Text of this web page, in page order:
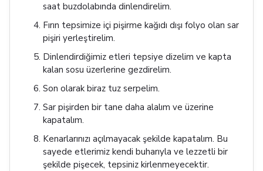
saat buzdolabında dinlendirelim.
Fırın tepsimize içi pişirme kağıdı dışı folyo olan sar
pişiri yerleştirelim.
Dinlendirdiğimiz etleri tepsiye dizelim ve kapta
kalan sosu üzerlerine gezdirelim.
Son olarak biraz tuz serpelim.
Sar pişirden bir tane daha alalım ve üzerine
kapatalım.
Kenarlarınızı açılmayacak şekilde kapatalım. Bu
sayede etlerimiz kendi buharıyla ve lezzetli bir
şekilde pişecek, tepsiniz kirlenmeyecektir.